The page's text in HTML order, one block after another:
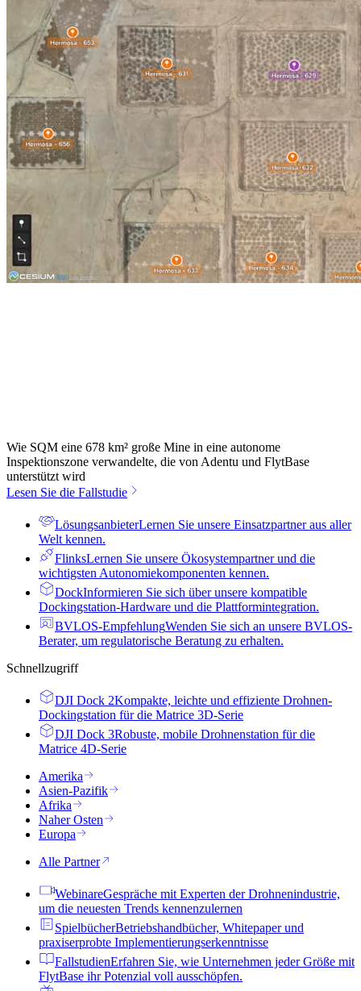
Wie SQM eine 678 km² große Mine in eine autonome
Inspektionszone verwandelte, die von Adentu und FlytBase
unterstützt wird
Lesen Sie die Fallstudie
LösungsanbieterLernen Sie unsere Einsatzpartner aus aller
Welt kennen.
FlinksLernen Sie unsere Ökosystempartner und die
wichtigsten Autonomiekomponenten kennen.
DockInformieren Sie sich über unsere kompatible
Dockingstation-Hardware und die Plattformintegration.
BVLOS-EmpfehlungWenden Sie sich an unsere BVLOS-
Berater, um regulatorische Beratung zu erhalten.
Schnellzugriff
DJI Dock 2Kompakte, leichte und effiziente Drohnen-
Dockingstation für die Matrice 3D-Serie
DJI Dock 3Robuste, mobile Drohnenstation für die
Matrice 4D-Serie
Amerika
Asien-Pazifik
Afrika
Naher Osten
Europa
Alle Partner
WebinareGespräche mit Experten der Drohnenindustrie,
um die neuesten Trends kennenzulernen
SpielbücherBetriebshandbücher, Whitepaper und
praxiserprobte Implementierungserkenntnisse
FallstudienErfahren Sie, wie Unternehmen jeder Größe mit
FlytBase ihr Potenzial voll ausschöpfen.